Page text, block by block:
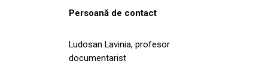
Persoană de contact
Ludosan Lavinia, profesor
documentarist